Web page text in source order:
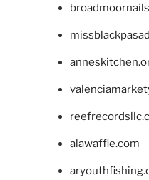
alawaffle.com